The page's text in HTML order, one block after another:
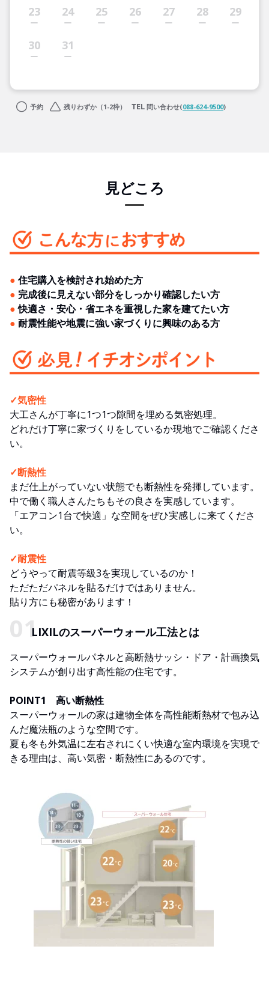
23 24 25 26 27 28 29
30 31
予約 残りわずか（1-2枠） 問い合わせ(088-624-9500)
見どころ
● 住宅購入を検討され始めた方
● 完成後に見えない部分をしっかり確認したい方
●快適さ・安心・省エネを重視した家を建てたい方
● 耐震性能や地震に強い家づくりに興味のある方
✓気密性
大工さんが丁寧に1つ1つ隙間を埋める気密処理。
どれだけ丁寧に家づくりをしているか現地でご確認くださ
い。
✓断熱性
まだ仕上がっていない状態でも断熱性を発揮しています。
中で働く職人さんたちもその良さを実感しています。
「エアコン1台で快適」な空間をぜひ実感しに来てくださ
い。
✓耐震性
どうやって耐震等級3を実現しているのか！
ただただパネルを貼るだけではありません。
貼り方にも秘密があります！
LIXILのスーパーウォール工法とは
スーパーウォールパネルと高断熱サッシ・ドア・計画換気
システムが創り出す高性能の住宅です。
POINT1 高い断熱性
スーパーウォールの家は建物全体を高性能断熱材で包み込
んだ魔法瓶のような空間です。
夏も冬も外気温に左右されにくい快適な室内環境を実現で
きる理由は、高い気密・断熱性にあるのです。